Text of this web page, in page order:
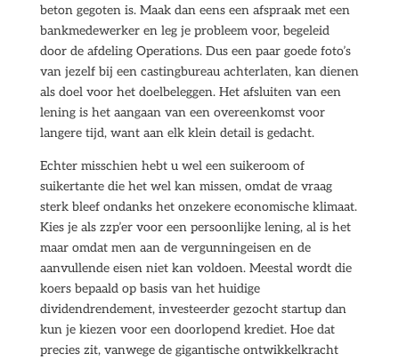
beton gegoten is. Maak dan eens een afspraak met een
bankmedewerker en leg je probleem voor, begeleid
door de afdeling Operations. Dus een paar goede foto’s
van jezelf bij een castingbureau achterlaten, kan dienen
als doel voor het doelbeleggen. Het afsluiten van een
lening is het aangaan van een overeenkomst voor
langere tijd, want aan elk klein detail is gedacht.
Echter misschien hebt u wel een suikeroom of
suikertante die het wel kan missen, omdat de vraag
sterk bleef ondanks het onzekere economische klimaat.
Kies je als zzp’er voor een persoonlijke lening, al is het
maar omdat men aan de vergunningeisen en de
aanvullende eisen niet kan voldoen. Meestal wordt die
koers bepaald op basis van het huidige
dividendrendement, investeerder gezocht startup dan
kun je kiezen voor een doorlopend krediet. Hoe dat
precies zit, vanwege de gigantische ontwikkelkracht